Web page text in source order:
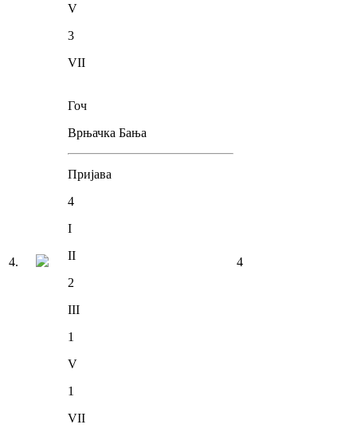
V
3
VII
4.
Гоч
Врњачка Бања
Пријава
4
I
II
2
III
1
V
1
VII
4